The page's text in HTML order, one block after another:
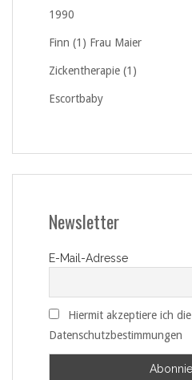
1990
Finn (1) Frau Maier
Zickentherapie (1)
Escortbaby
Newsletter
E-Mail-Adresse
Hiermit akzeptiere ich die
Datenschutzbestimmungen